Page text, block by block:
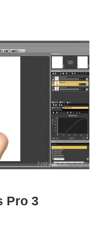
Pro 3